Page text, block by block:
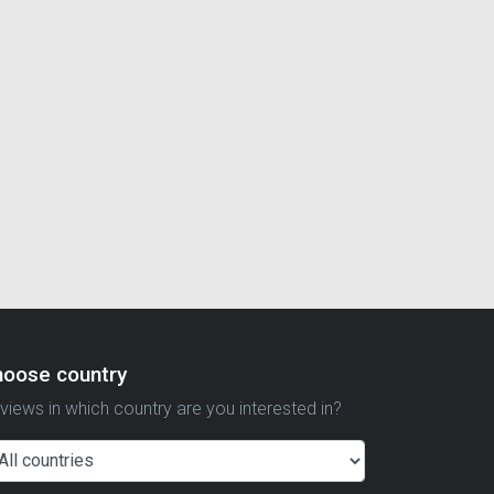
country
in which country are you interested in?